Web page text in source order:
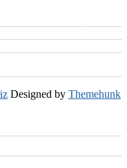
Designed by Themehunk